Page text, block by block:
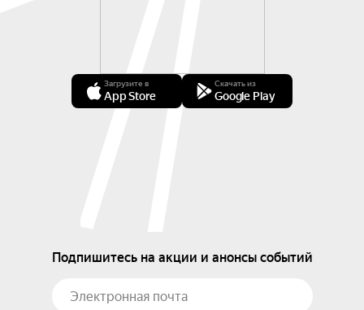
Загрузите в
App Store
Скачать из
Google Play
Подпишитесь на акции и анонсы событий